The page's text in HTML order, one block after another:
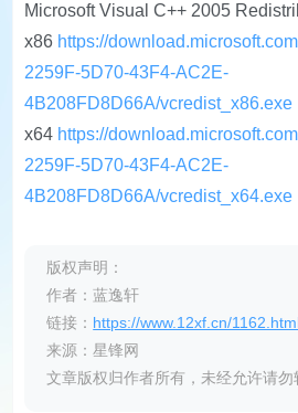
Microsoft Visual C++ 2005
x86 https://
2259F-5D70-43F4-AC2E-
4B208FD8D66A/vcredist_x86.exe
x64 https://
2259F-5D70-43F4-AC2E-
4B208FD8D66A/vcredist_x64.exe
版权声明：
作者：蓝逸轩
链接： https://www.12xf.cn/
来源：星锋网
文章版权归作者所有，未经允许请勿